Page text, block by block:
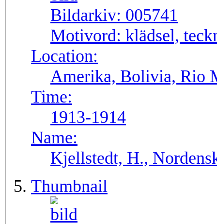
Bildarkiv: 005741
Motivord: klädsel,
Location:
Amerika, Bolivia, Rio
Time:
1913-1914
Name:
Kjellstedt, H.,
Thumbnail